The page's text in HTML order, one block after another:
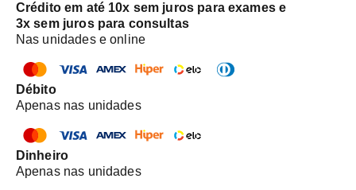
Crédito em até 10x sem juros para exames e
3x sem juros para consultas
Nas unidades e online
Débito
Apenas nas unidades
Dinheiro
Apenas nas unidades